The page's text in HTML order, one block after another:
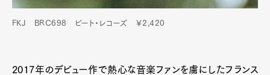
FKJ BRC698 ビート・レコーズ ￥2,420
2017年のデビュー作で熱心な音楽ファンを虜にしたフランス